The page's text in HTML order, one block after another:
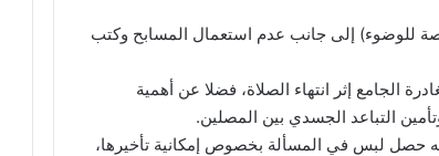
للوضوء) إلى جانب عدم استعمال المسابح وكتب
الجامع إثر انتهاء الصلاة، فضلا عن أهمية
التباعد الجسدي بين المصلين.
حصل لبس في المسألة بخصوص إمكانية تأخيرها،